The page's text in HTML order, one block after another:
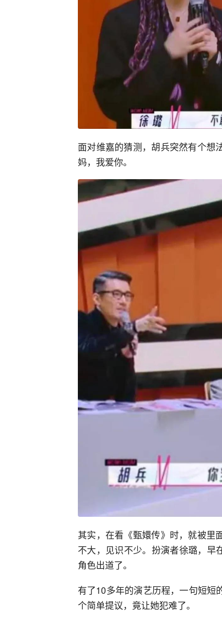
面对维嘉的猜测，胡兵突然有个想
妈，我爱你。
其实，在看《甄嬛传》时，就被里
不大，见识不少。扮演者徐璐，早
角色出道了。
有了10多年的演艺历程，一句短短
个简单提议，竟让她犯难了。